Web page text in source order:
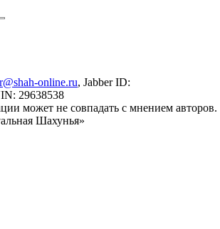
online.ru, Jabber ID:
29638538
может не совпадать с мнением авторов.
Шахунья»